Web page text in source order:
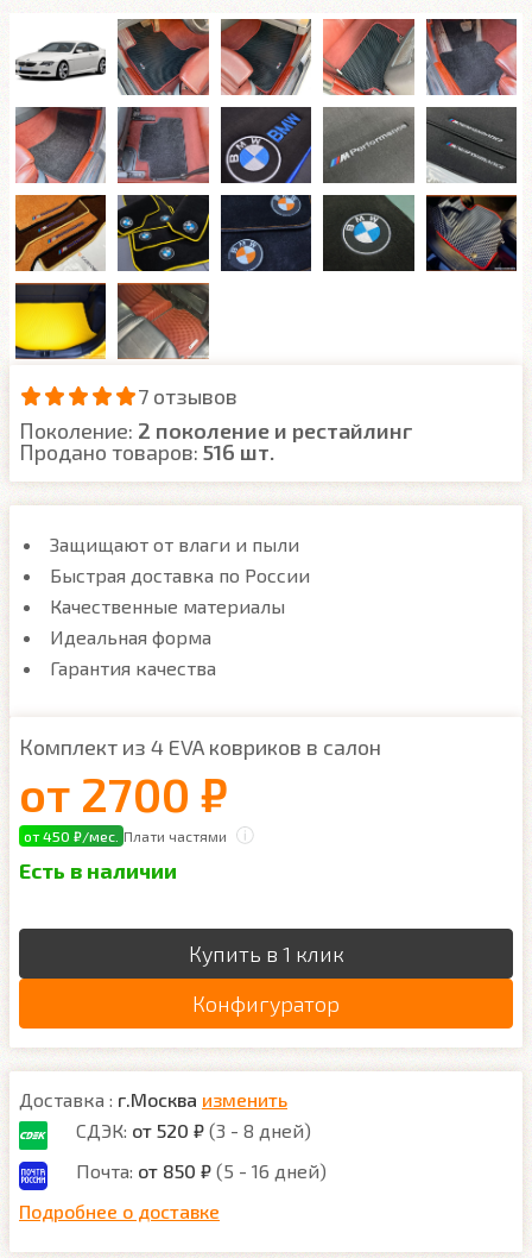
7 отзывов
Поколение: 2 поколение и рестайлинг
Продано товаров: 516 шт.
Защищают от влаги и пыли
Быстрая доставка по России
Качественные материалы
Идеальная форма
Гарантия качества
Комплект из 4 EVA ковриков в салон
от 2700 ₽
от 450 ₽/мес. Плати частями
Есть в наличии
Купить в 1 клик
Конфигуратор
Доставка : г.Москва изменить
СДЭК: от 520 ₽ (3 - 8 дней)
Почта: от 850 ₽ (5 - 16 дней)
Подробнее о доставке